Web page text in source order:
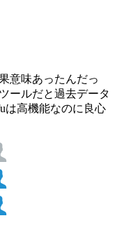
意味あったんだっ
ールだと過去データ
は高機能なのに良心